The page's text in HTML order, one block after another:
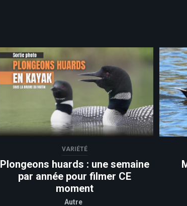
VARIÉTÉ
Plongeons huards : une semaine
par année pour filmer CE
moment
Autre